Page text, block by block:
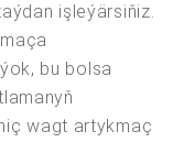
işleýärsiňiz.
bu bolsa
wagt artykmaç